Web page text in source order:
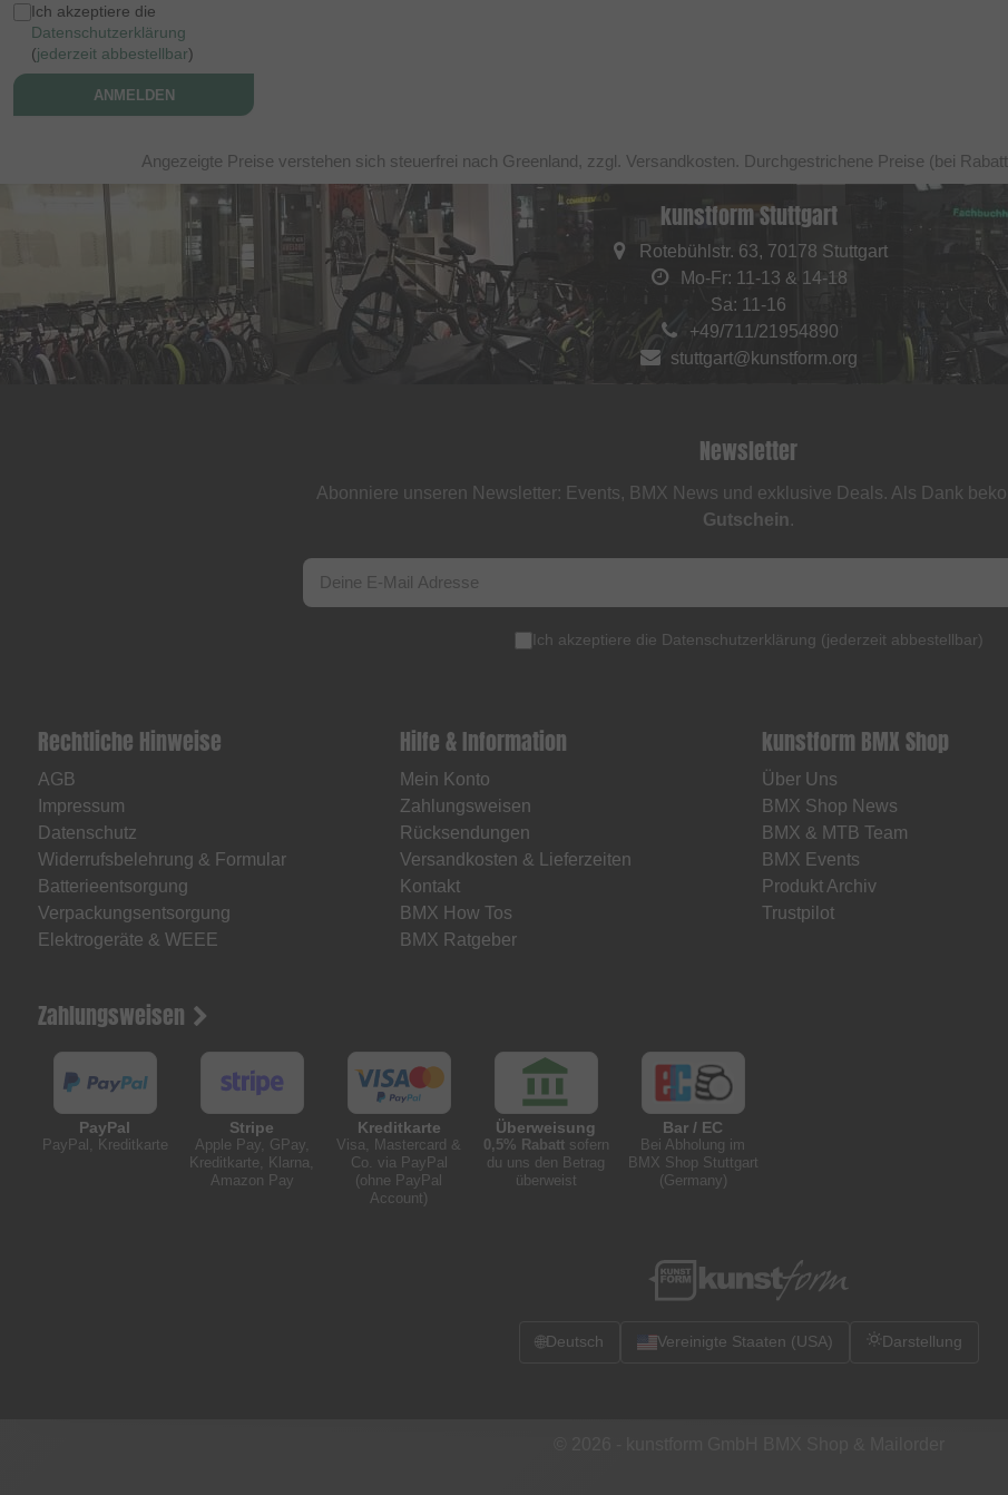
Ich akzeptiere die
Datenschutzerklärung
(jederzeit abbestellbar)
ANMELDEN
Angezeigte Preise verstehen sich steuerfrei nach Greenland, zzgl. Versandkosten. Durchgestrichene Preise (bei
kunstform Stuttgart
Rotebühlstr. 63, 70178 Stuttgart
Mo-Fr: 11-13 & 14-18
Sa: 11-16
+49/711/21954890
stuttgart@kunstform.org
Newsletter
Abonniere unseren Newsletter: Events, BMX News und exklusive Deals. Als Dank
Gutschein.
Ich akzeptiere die Datenschutzerklärung (jederzeit abbestellbar)
Rechtliche Hinweise
AGB
Impressum
Datenschutz
Widerrufsbelehrung & Formular
Batterieentsorgung
Verpackungsentsorgung
Elektrogeräte & WEEE
Hilfe & Information
Mein Konto
Zahlungsweisen
Rücksendungen
Versandkosten & Lieferzeiten
Kontakt
BMX How Tos
BMX Ratgeber
kunstform BMX Shop
Über Uns
BMX Shop News
BMX & MTB Team
BMX Events
Produkt Archiv
Trustpilot
Zahlungsweisen
PayPal
PayPal, Kreditkarte
Stripe
Apple Pay, GPay,
Kreditkarte, Klarna,
Amazon Pay
Kreditkarte
Visa, Mastercard &
Co. via PayPal
(ohne PayPal
Account)
Überweisung
0,5% Rabattsofern
du uns den Betrag
überweist
Bar / EC
Bei Abholung im
BMX Shop Stuttgart
(Germany)
🌐Deutsch Vereinigte Staaten (USA) Darstellung